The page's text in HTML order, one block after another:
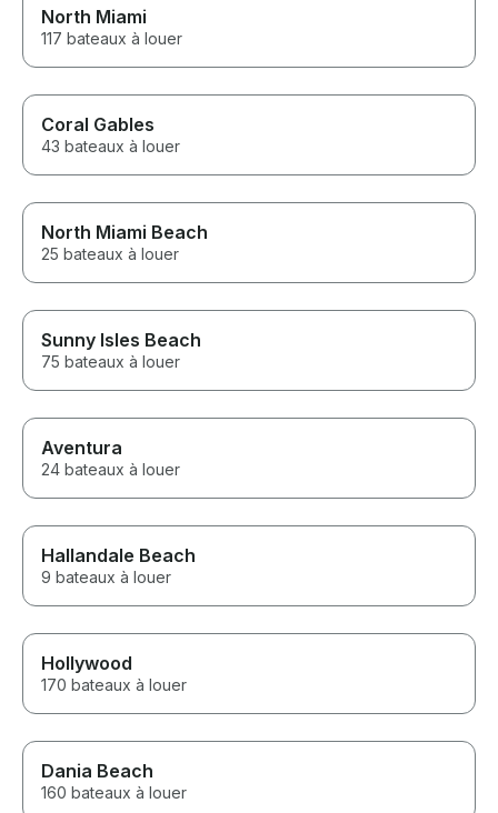
North Miami
117 bateaux à louer
Coral Gables
43 bateaux à louer
North Miami Beach
25 bateaux à louer
Sunny Isles Beach
75 bateaux à louer
Aventura
24 bateaux à louer
Hallandale Beach
9 bateaux à louer
Hollywood
170 bateaux à louer
Dania Beach
160 bateaux à louer